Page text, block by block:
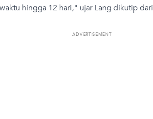
hingga 12 hari," ujar Lang dikutip dari
ADVERTISEMENT